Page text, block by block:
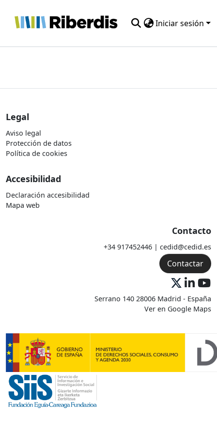
Iniciar sesión
Legal
Aviso legal
Protección de datos
Política de cookies
Accesibilidad
Declaración accesibilidad
Mapa web
Contacto
+34 917452446 | cedid@cedid.es
Contactar
Serrano 140 28006 Madrid - España
Ver en Google Maps